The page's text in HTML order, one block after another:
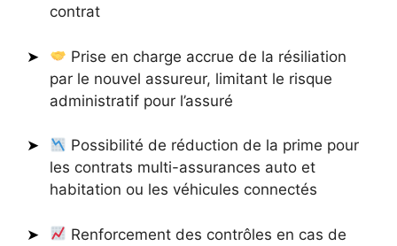
contrat
Prise en charge accrue de la résiliation
par le nouvel assureur, limitant le risque
administratif pour l’assuré
Possibilité de réduction de la prime pour
les contrats multi-assurances auto et
habitation ou les véhicules connectés
Renforcement des contrôles en cas de